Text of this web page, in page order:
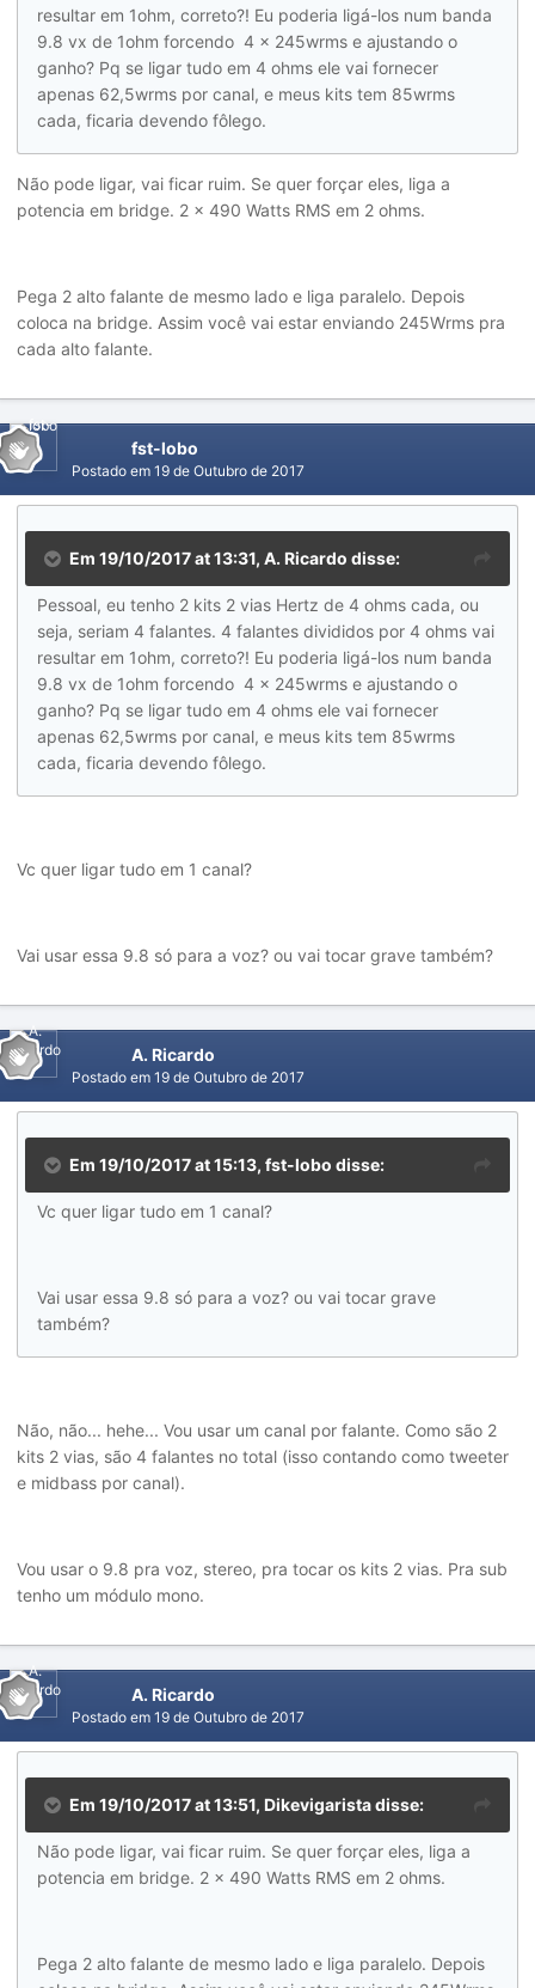
resultar em 1ohm, correto?! Eu poderia ligá-los num banda
9.8 vx de 1ohm forcendo 4 x 245wrms e ajustando o
ganho? Pq se ligar tudo em 4 ohms ele vai fornecer
apenas 62,5wrms por canal, e meus kits tem 85wrms
cada, ficaria devendo fôlego.
Não pode ligar, vai ficar ruim. Se quer forçar eles, liga a
potencia em bridge. 2 x 490 Watts RMS em 2 ohms.
Pega 2 alto falante de mesmo lado e liga paralelo. Depois
coloca na bridge. Assim você vai estar enviando 245Wrms pra
cada alto falante.
fst-lobo
Postado em 19 de Outubro de 2017
Em 19/10/2017 at 13:31, A. Ricardo disse:
Pessoal, eu tenho 2 kits 2 vias Hertz de 4 ohms cada, ou
seja, seriam 4 falantes. 4 falantes divididos por 4 ohms vai
resultar em 1ohm, correto?! Eu poderia ligá-los num banda
9.8 vx de 1ohm forcendo 4 x 245wrms e ajustando o
ganho? Pq se ligar tudo em 4 ohms ele vai fornecer
apenas 62,5wrms por canal, e meus kits tem 85wrms
cada, ficaria devendo fôlego.
Vc quer ligar tudo em 1 canal?
Vai usar essa 9.8 só para a voz? ou vai tocar grave também?
A. Ricardo
Postado em 19 de Outubro de 2017
Em 19/10/2017 at 15:13, fst-lobo disse:
Vc quer ligar tudo em 1 canal?
Vai usar essa 9.8 só para a voz? ou vai tocar grave
também?
Não, não... hehe... Vou usar um canal por falante. Como são 2
kits 2 vias, são 4 falantes no total (isso contando como tweeter
e midbass por canal).
Vou usar o 9.8 pra voz, stereo, pra tocar os kits 2 vias. Pra sub
tenho um módulo mono.
A. Ricardo
Postado em 19 de Outubro de 2017
Em 19/10/2017 at 13:51, Dikevigarista disse:
Não pode ligar, vai ficar ruim. Se quer forçar eles, liga a
potencia em bridge. 2 x 490 Watts RMS em 2 ohms.
Pega 2 alto falante de mesmo lado e liga paralelo. Depois